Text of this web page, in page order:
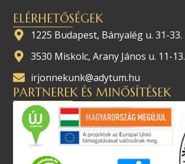
ELÉRHETŐSÉGEK
1225 Budapest, Bányalég u. 31-33.
3530 Miskolc, Arany János u. 11-13.
irjonnekunk@adytum.hu
PARTNEREK ÉS MINŐSÍTÉSEK